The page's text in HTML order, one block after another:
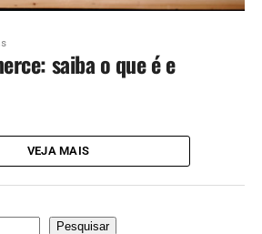
saiba o que é e
VEJA MAIS
Pesquisar